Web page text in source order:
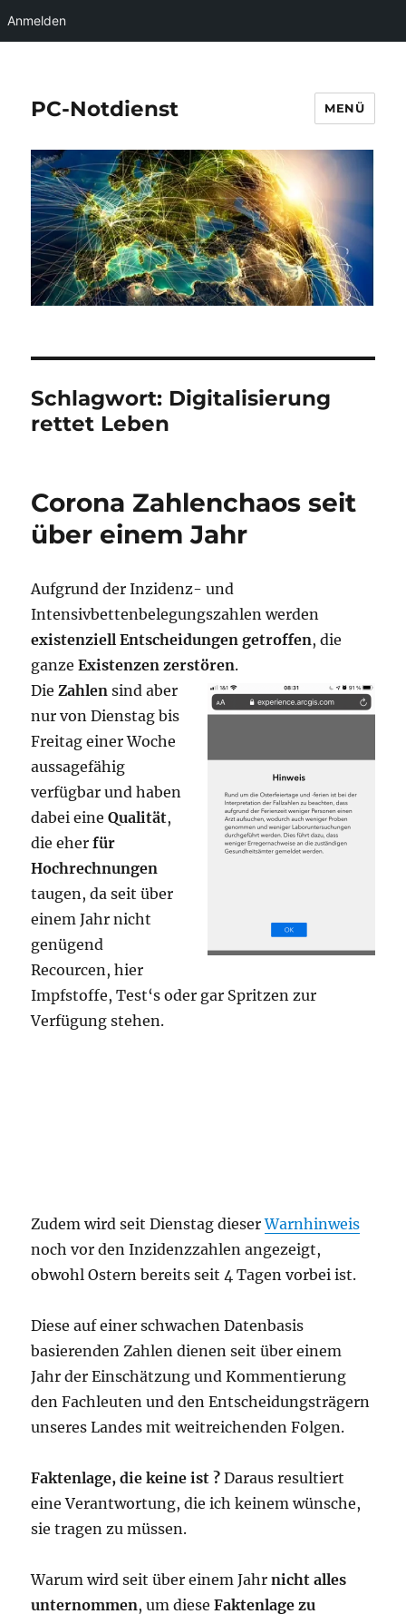
Anmelden
PC-Notdienst MENÜ
Schlagwort: Digitalisierung
rettet Leben
Corona Zahlenchaos seit
über einem Jahr
Aufgrund der Inzidenz- und
Intensivbettenbelegungszahlen werden
existenziell Entscheidungen getroffen, die
ganzeExistenzen zerstören.
DieZahlen sind aber
nur von Dienstag bis
Freitag einer Woche
aussagefähig
verfügbar und haben
dabei eineQualität,
die eherfür
Hochrechnungen
taugen, da seit über
einem Jahr nicht
genügend
Recourcen, hier
Impfstoffe, Test‘s oder gar Spritzen zur
Verfügung stehen.
Zudem wird seit Dienstag dieserWarnhinweis
noch vor den Inzidenzzahlen angezeigt,
obwohl Ostern bereits seit 4 Tagen vorbei ist.
Diese auf einer schwachen Datenbasis
basierenden Zahlen dienen seit über einem
Jahr der Einschätzung und Kommentierung
den Fachleuten und den Entscheidungsträgern
unseres Landes mit weitreichenden Folgen.
Faktenlage, die keine ist ?Daraus resultiert
eine Verantwortung, die ich keinem wünsche,
sie tragen zu müssen.
Warum wird seit über einem Jahrnicht alles
unternommen, um dieseFaktenlage zu